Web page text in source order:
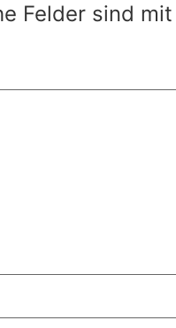
Felder sind mit